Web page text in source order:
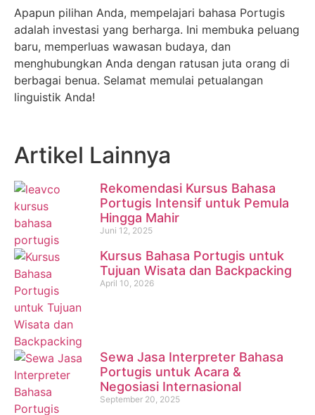
Apapun pilihan Anda, mempelajari bahasa Portugis
adalah investasi yang berharga. Ini membuka peluang
baru, memperluas wawasan budaya, dan
menghubungkan Anda dengan ratusan juta orang di
berbagai benua. Selamat memulai petualangan
linguistik Anda!
Artikel Lainnya
Rekomendasi Kursus Bahasa
Portugis Intensif untuk Pemula
Hingga Mahir
Juni 12, 2025
Kursus Bahasa Portugis untuk
Tujuan Wisata dan Backpacking
April 10, 2026
Sewa Jasa Interpreter Bahasa
Portugis untuk Acara &
Negosiasi Internasional
September 20, 2025